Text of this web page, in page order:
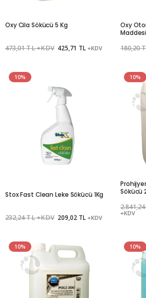
Oxy Cila Sökücü 5 Kg
473,01 TL +KDV 425,71 TL +KDV
Oxy
180,20
10%
Stox Fast Clean Leke Sökücü 1Kg
232,24 TL +KDV 209,02 TL +KDV
10%
Sökücü
+KDV
10% 10%